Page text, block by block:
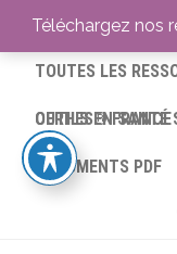
ACCUEIL
TOUTES LES
CERHES® FRANCE
OUTILS EN SANTÉ
DOCUMENTS PDF
Téléchargez nos